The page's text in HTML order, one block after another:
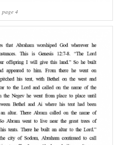
page 4